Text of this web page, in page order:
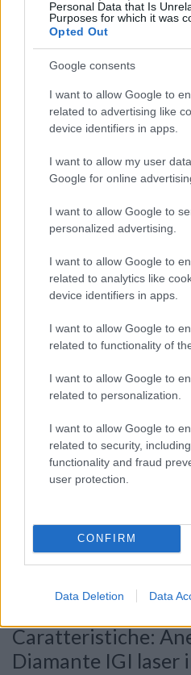
Personal Data that Is
Purposes for which it was
Opted Out
Google consents
I want to allow Google to
related to advertising like
device identifiers in apps.
I want to allow my user
Google for online
I want to allow Google to
personalized advertising.
I want to allow Google to
related to analytics like
device identifiers in apps.
I want to allow Google to
related to functionality of
I want to allow Google to
related to personalization.
I want to allow Google to
related to security,
functionality and fraud
user protection.
CONFIRM
Data Deletion Data
Contattaci per
informazioni o
Cognome e Nome
*
La tua richiesta
Caratteristiche:
Diamante IGI laser